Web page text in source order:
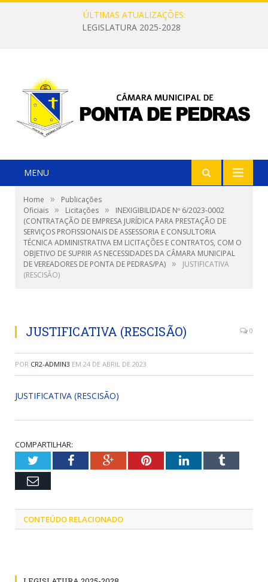
ÚLTIMAS ATUALIZAÇÕES:
LEGISLATURA 2025-2028
MENU
Home »
Publicações
Oficiais » Licitações »
INEXIGIBILIDADE Nº 6/2023-0002
(CONTRATAÇÃO DE EMPRESA JURÍDICA PARA PRESTAÇÃO DE
SERVIÇOS PROFISSIONAIS DE ASSESSORIA E CONSULTORIA
TÉCNICA ADMINISTRATIVA EM LICITAÇÕES E CONTRATOS, COM O
OBJETIVO DE SUPRIR AS NECESSIDADES DA CÂMARA MUNICIPAL
DE VEREADORES DE PONTA DE PEDRAS/PA) »
JUSTIFICATIVA
(RESCISÃO)
JUSTIFICATIVA (RESCISÃO) 0
POR CR2-ADMIN3 EM 24 DE ABRIL DE 2023
JUSTIFICATIVA (RESCISÃO)
COMPARTILHAR:
TwitterFacebookGoogle+PinterestLinkedInTumblr
Email
CONTEÚDO RELACIONADO